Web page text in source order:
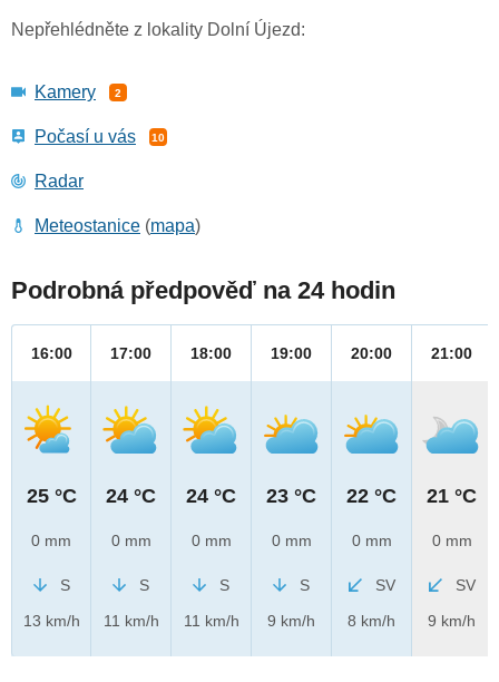
Nepřehlédněte z lokality Dolní Újezd:
Kamery 2
Počasí u vás 10
Radar
Meteostanice (mapa)
Podrobná předpověď na 24 hodin
16:00
25 °C
0 mm
S
13 km/h
17:00
24 °C
0 mm
S
11 km/h
18:00
24 °C
0 mm
S
11 km/h
19:00
23 °C
0 mm
S
9 km/h
20:00
22 °C
0 mm
SV
8 km/h
21:00
21 °C
0 mm
SV
9 km/h